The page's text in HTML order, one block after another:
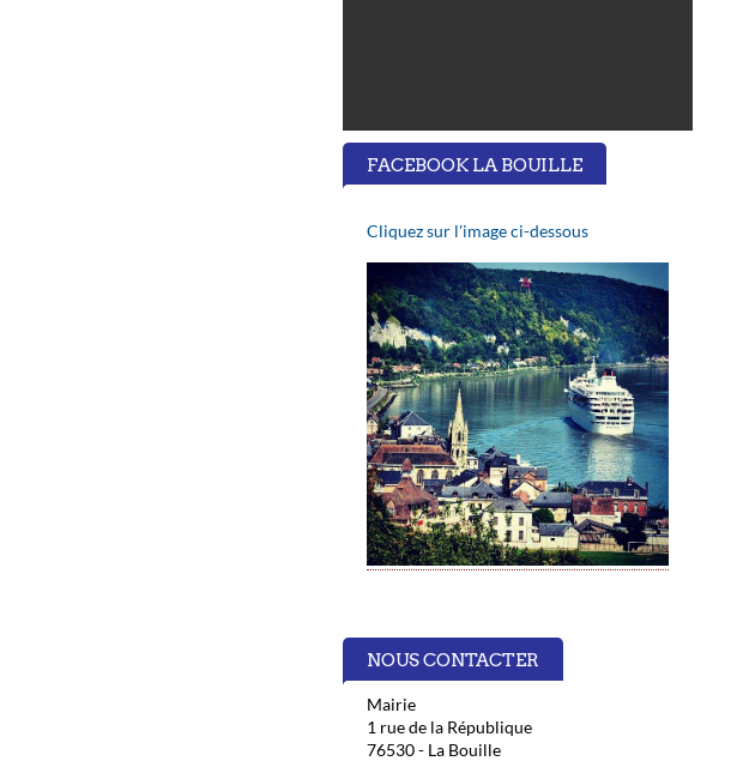
FACEBOOK LA BOUILLE
Cliquez sur l'image ci-dessous
NOUS CONTACTER
Mairie
1 rue de la République
76530 - La Bouille